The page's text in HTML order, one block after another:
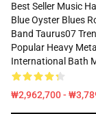
Best Seller Music
Blue Oyster Blues
Band Taurus07
Popular Heavy Metal
International Bath
₩2,962,700 -